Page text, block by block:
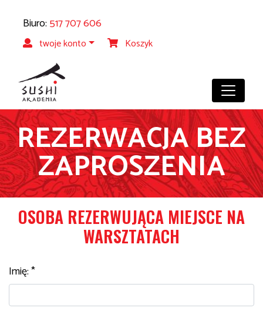
Biuro: 517 707 606
twoje konto Koszyk
REZERWACJA BEZ
ZAPROSZENIA
OSOBA REZERWUJĄCA MIEJSCE NA
WARSZTATACH
Imię: *